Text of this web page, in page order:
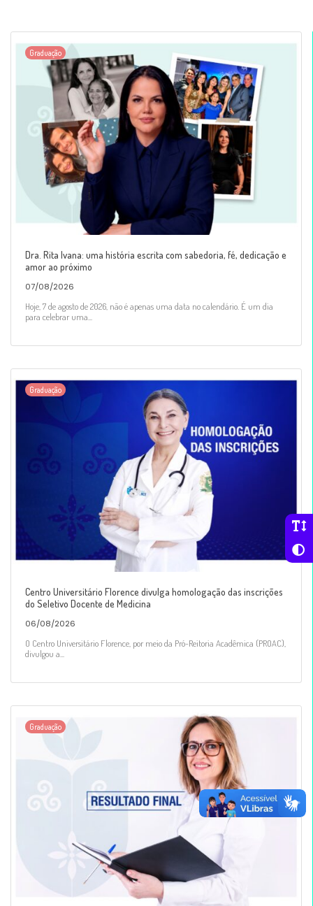
Graduação
Dra. Rita Ivana: uma história escrita com sabedoria, fé, dedicação e
amor ao próximo
07/08/2026
Hoje, 7 de agosto de 2026, não é apenas uma data no calendário. É um dia
para celebrar uma...
Graduação
Centro Universitário Florence divulga homologação das inscrições
do Seletivo Docente de Medicina
06/08/2026
O Centro Universitário Florence, por meio da Pró-Reitoria Acadêmica (PROAC),
divulgou a...
Graduação